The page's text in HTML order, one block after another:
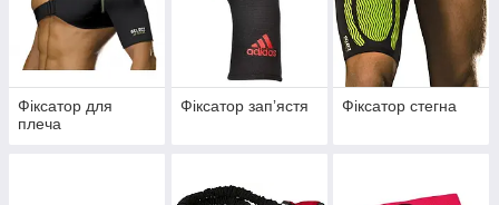
Фіксатор для
плеча
Фіксатор запʼястя Фіксатор стегна